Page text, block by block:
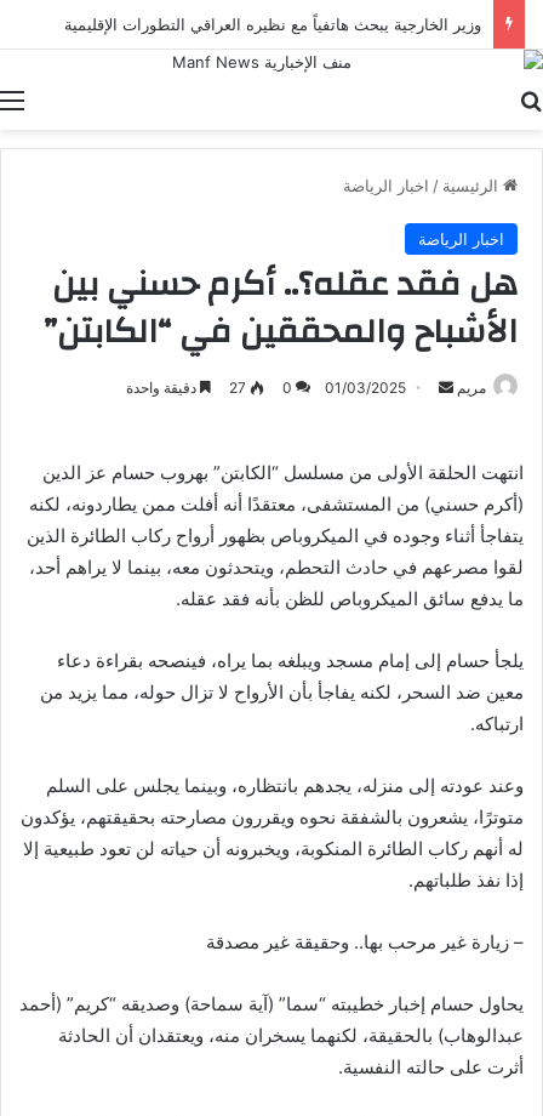
وزير الخارجية يبحث هاتفياً مع نظيره العراقي التطورات الإقليمية
الرئيسية / اخبار الرياضة
اخبار الرياضة
هل فقد عقله؟.. أكرم حسني بين
الأشباح والمحققين في “الكابتن”
مريم
أرسل 01/03/2025
0
27 دقيقة واحدة
انتهت الحلقة الأولى من مسلسل “الكابتن” بهروب حسام عز الدين
(أكرم حسني) من المستشفى، معتقدًا أنه أفلت ممن يطاردونه، لكنه
يتفاجأ أثناء وجوده في الميكروباص بظهور أرواح ركاب الطائرة الذين
لقوا مصرعهم في حادث التحطم، ويتحدثون معه، بينما لا يراهم أحد،
ما يدفع سائق الميكروباص للظن بأنه فقد عقله.
يلجأ حسام إلى إمام مسجد ويبلغه بما يراه، فينصحه بقراءة دعاء
معين ضد السحر، لكنه يفاجأ بأن الأرواح لا تزال حوله، مما يزيد من
ارتباكه.
وعند عودته إلى منزله، يجدهم بانتظاره، وبينما يجلس على السلم
متوترًا، يشعرون بالشفقة نحوه ويقررون مصارحته بحقيقتهم، يؤكدون
له أنهم ركاب الطائرة المنكوبة، ويخبرونه أن حياته لن تعود طبيعية إلا
إذا نفذ طلباتهم.
– زيارة غير مرحب بها.. وحقيقة غير مصدقة
يحاول حسام إخبار خطيبته “سما” (آية سماحة) وصديقه “كريم” (أحمد
عبدالوهاب) بالحقيقة، لكنهما يسخران منه، ويعتقدان أن الحادثة
أثرت على حالته النفسية.